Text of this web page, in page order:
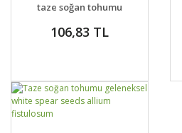
taze soğan tohumu
106,83 TL